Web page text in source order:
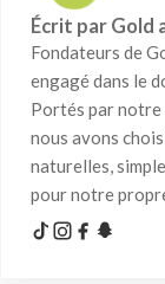
Écrit par Gold
Fondateurs de
engagé dans le
Portés par notre
nous avons
naturelles,
pour notre